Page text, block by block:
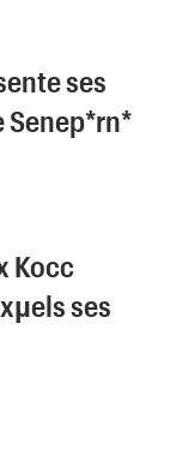
ses
Senep*rn*
Kocc
ses